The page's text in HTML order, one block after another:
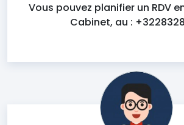
Vous pouvez planifier un RDV
Cabinet, au :